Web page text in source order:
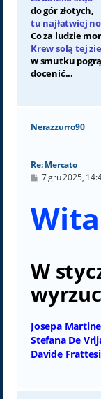
do gór złotych,
tu najłatwiej
Co za ludzie
Krew solą tej
w smutku
docenić...
Nerazzurro90
Re: Mercato
P7 gru 2025,
W
Josepa
Stefana De
Davide